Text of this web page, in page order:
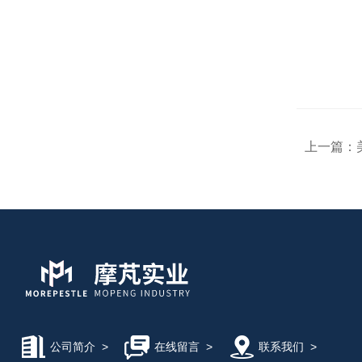
上一篇：
公司简介 > 在线留言> 联系我们 >